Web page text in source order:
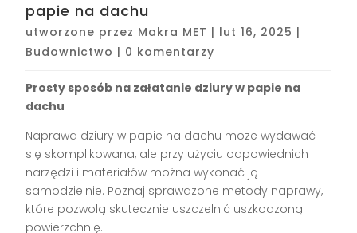
papie na dachu
utworzone przez Makra MET | lut 16, 2025 |
Budownictwo | 0 komentarzy
Prosty sposób na załatanie dziury w papie na
dachu
Naprawa dziury w papie na dachu może wydawać
się skomplikowana, ale przy użyciu odpowiednich
narzędzi i materiałów można wykonać ją
samodzielnie. Poznaj sprawdzone metody naprawy,
które pozwolą skutecznie uszczelnić uszkodzoną
powierzchnię.